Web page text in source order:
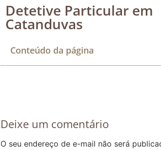
Detetive Particular em
Catanduvas
Conteúdo da página
Deixe um comentário
O seu endereço de e-mail não será